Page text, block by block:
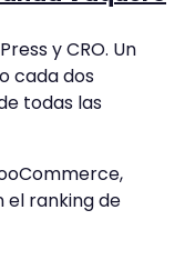
y CRO. Un
cada dos
todas las
el ranking de